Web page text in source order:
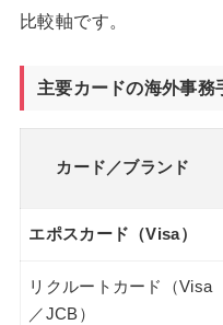
比較軸です。
主要カードの海外事務
カード／ブランド
エポスカード（Visa）
リクルートカード（Visa
／JCB）